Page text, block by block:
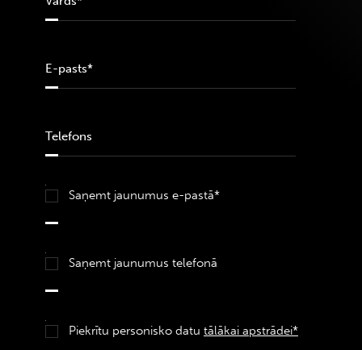
Saņemt jaunumus e-pastā*
Saņemt jaunumus telefonā
Piekrītu personisko datu tālākai apstrādei*